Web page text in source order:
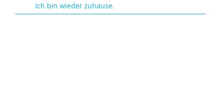
Ich bin wieder zuhause.